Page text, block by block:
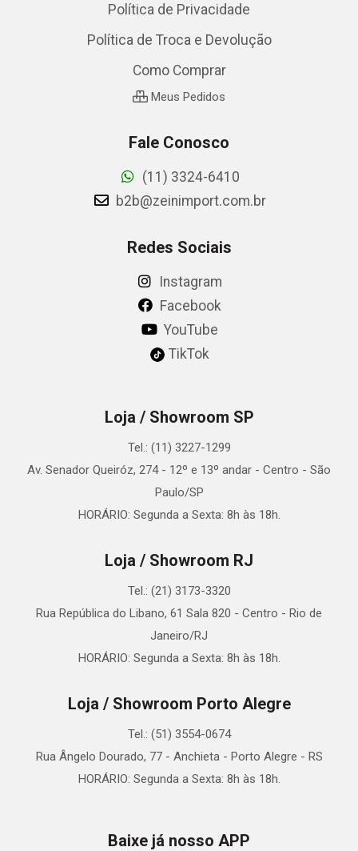
Política de Privacidade
Política de Troca e Devolução
Como Comprar
Meus Pedidos
Fale Conosco
(11) 3324-6410
b2b@zeinimport.com.br
Redes Sociais
Instagram
Facebook
YouTube
TikTok
Loja / Showroom SP
Tel.: (11) 3227-1299
Av. Senador Queiróz, 274 - 12º e 13º andar - Centro - São
Paulo/SP
HORÁRIO: Segunda a Sexta: 8h às 18h.
Loja / Showroom RJ
Tel.: (21) 3173-3320
Rua República do Libano, 61 Sala 820 - Centro - Rio de
Janeiro/RJ
HORÁRIO: Segunda a Sexta: 8h às 18h.
Loja / Showroom Porto Alegre
Tel.: (51) 3554-0674
Rua Ângelo Dourado, 77 - Anchieta - Porto Alegre - RS
HORÁRIO: Segunda a Sexta: 8h às 18h.
Baixe já nosso APP